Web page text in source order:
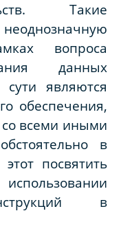
Такие
вопроса
данных
являются
обеспечения,
со всеми иными
в
посвятить
использовании
в